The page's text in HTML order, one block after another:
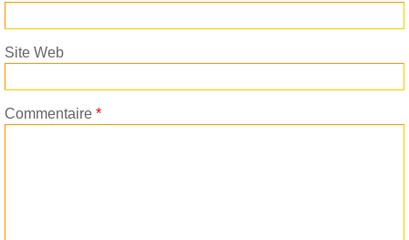
Site Web
Commentaire *